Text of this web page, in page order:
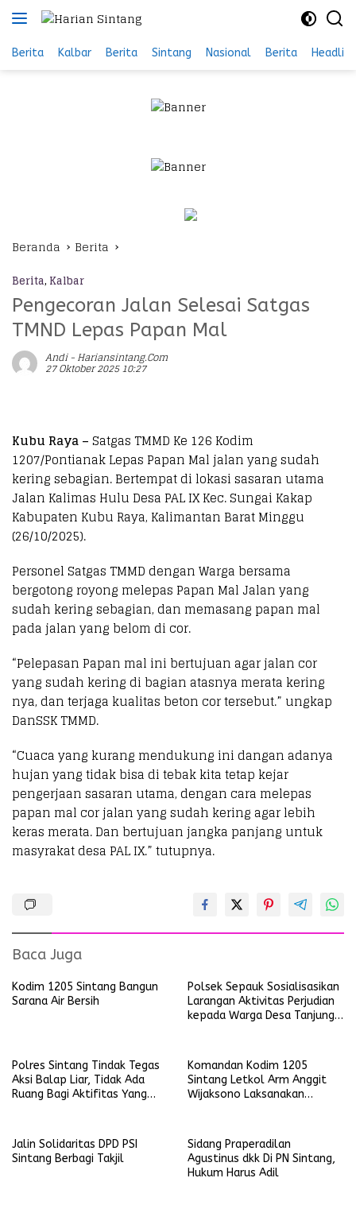
Langsung
ke
konten
Berita Kalbar Berita Sintang Nasional Berita Headline
Beranda Berita
Berita, Kalbar
Pengecoran Jalan Selesai Satgas
TMND Lepas Papan Mal
Andi - Hariansintang.com
27 Oktober 2025 10:27
Kubu Raya –Satgas TMMD Ke 126 Kodim
1207/Pontianak Lepas Papan Mal jalan yang sudah
kering sebagian. Bertempat di lokasi sasaran utama
Jalan Kalimas Hulu Desa PAL IX Kec. Sungai Kakap
Kabupaten Kubu Raya, Kalimantan Barat Minggu
(26/10/2025).
Personel Satgas TMMD dengan Warga bersama
bergotong royong melepas Papan Mal Jalan yang
sudah kering sebagian, dan memasang papan mal
pada jalan yang belom di cor.
“Pelepasan Papan mal ini bertujuan agar jalan cor
yang sudah kering di bagian atasnya merata kering
nya, dan terjaga kualitas beton cor tersebut.” ungkap
DanSSK TMMD.
“Cuaca yang kurang mendukung ini dangan adanya
hujan yang tidak bisa di tebak kita tetap kejar
pengerjaan sasaran utama, dengan cara melepas
papan mal cor jalan yang sudah kering agar lebih
keras merata. Dan bertujuan jangka panjang untuk
masyrakat desa PAL IX.” tutupnya.
Baca Juga
Kodim 1205 Sintang Bangun
Sarana Air Bersih
Polsek Sepauk Sosialisasikan
Larangan Aktivitas Perjudian
kepada Warga Desa Tanjung
Polres Sintang Tindak Tegas
Aksi Balap Liar, Tidak Ada
Ruang Bagi Aktifitas Yang
Komandan Kodim 1205
Sintang Letkol Arm Anggit
Wijaksono Laksanakan
Jalin Solidaritas DPD PSI
Sintang Berbagi Takjil
Sidang Praperadilan
Agustinus dkk Di PN Sintang,
Hukum Harus Adil